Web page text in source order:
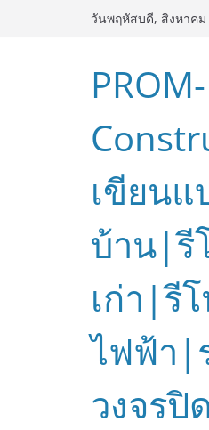
วันพฤหัสบดี, สิงหาคม
PROM-
เขียนแ
บ้าน|รี
เก่า|รี
ไฟฟ้า|
วงจรปิด